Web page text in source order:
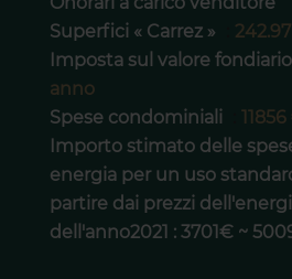
Superfici « Carrez »
Imposta sul valore fondiario
anno
Spese condominiali
Importo stimato delle
energia per un uso
partire dai prezzi
dell'anno2021 : 3701€ ~